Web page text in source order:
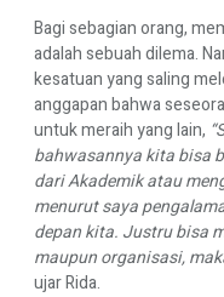
Bagi sebagian orang,
adalah sebuah dilema.
kesatuan yang saling
anggapan bahwa
untuk meraih yang lain,
bahwasannya kita bisa
dari Akademik atau
menurut saya
depan kita. Justru bisa
maupun organisasi,
ujar Rida.